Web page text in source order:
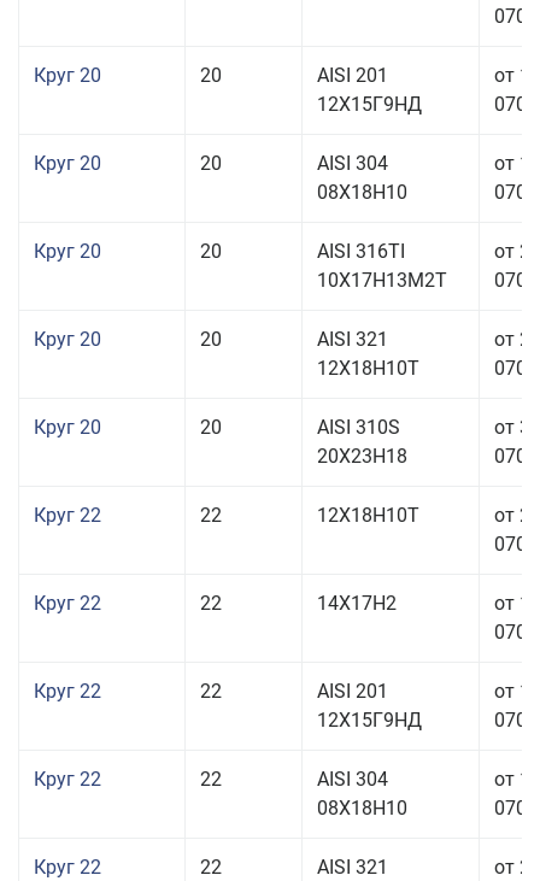
Круг 20 20
AISI 201
12Х15Г9НД
от
Круг 20 20
AISI 304
08Х18Н10
от
Круг 20 20
AISI 316TI
10Х17Н13М2Т
от
Круг 20 20
AISI 321
12Х18Н10Т
от
Круг 20 20
AISI 310S
20Х23Н18
от
Круг 22 22 12Х18Н10Т
от
Круг 22 22 14Х17Н2
от
Круг 22 22
AISI 201
12Х15Г9НД
от
Круг 22 22
AISI 304
08Х18Н10
от
Круг 22 22
AISI 321
от